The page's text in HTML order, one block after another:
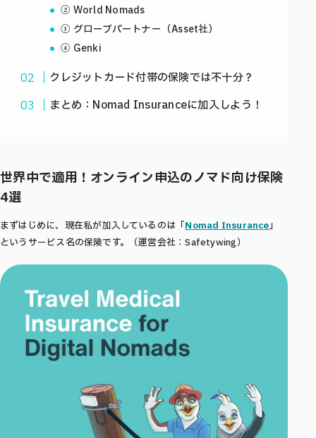
② World Nomads
③ グローブパートナー（Asset社）
④ Genki
クレジットカード付帯の保険では不十分？
まとめ：Nomad Insuranceに加入しよう！
世界中で適用！オンライン申込のノマド向け保険
4選
まずはじめに、現在私が加入しているのは「Nomad Insurance」
というサービス名の保険です。（運営会社：Safetywing）